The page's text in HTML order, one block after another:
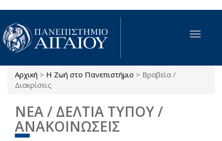
Παράκαμψη προς το κυρίως περιεχόμενο
Toggle
Είστε εδώ
Αρχική > Η Ζωή στο Πανεπιστήμιο > Βραβεία /
Διακρίσεις
ΝΕΑ / ΔΕΛΤΙΑ ΤΥΠΟΥ /
ΑΝΑΚΟΙΝΩΣΕΙΣ